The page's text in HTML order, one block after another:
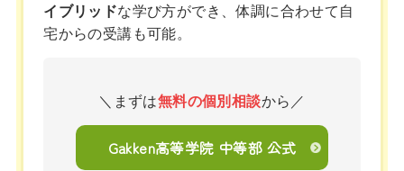
イブリッドな学び方ができ、体調に合わせて自
宅からの受講も可能。
＼まずは無料の個別相談から／
Gakken高等学院 中等部 公式